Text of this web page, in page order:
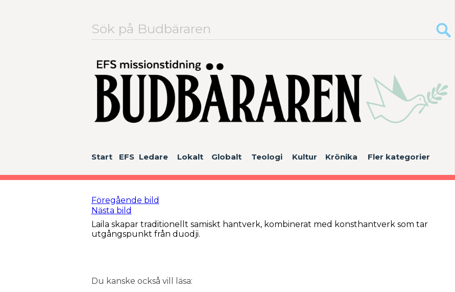
Sök
efter:
Start EFS Ledare Lokalt Globalt Teologi Kultur Krönika Fler kategorier
Föregående bild
Nästa bild
Laila skapar traditionellt samiskt hantverk, kombinerat med konst­hantverk som tar
utgångspunkt från duodji.
Du kanske också vill läsa: